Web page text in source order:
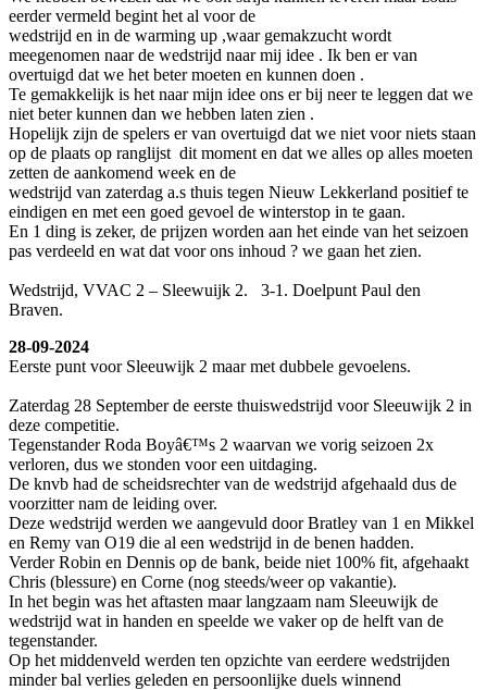
eerder vermeld begint het al voor de
wedstrijd en in de warming up ,waar gemakzucht wordt
meegenomen naar de wedstrijd naar mij idee . Ik ben er van
overtuigd dat we het beter moeten en kunnen doen .
Te gemakkelijk is het naar mijn idee ons er bij neer te leggen dat we
niet beter kunnen dan we hebben laten zien .
Hopelijk zijn de spelers er van overtuigd dat we niet voor niets staan
op de plaats op ranglijst dit moment en dat we alles op alles moeten
zetten de aankomend week en de
wedstrijd van zaterdag a.s thuis tegen Nieuw Lekkerland positief te
eindigen en met een goed gevoel de winterstop in te gaan.
En 1 ding is zeker, de prijzen worden aan het einde van het seizoen
pas verdeeld en wat dat voor ons inhoud ? we gaan het zien.
Wedstrijd, VVAC 2 – Sleewuijk 2. 3-1. Doelpunt Paul den
Braven.
28-09-2024
Eerste punt voor Sleeuwijk 2 maar met dubbele gevoelens.
Zaterdag 28 September de eerste thuiswedstrijd voor Sleeuwijk 2 in
deze competitie.
Tegenstander Roda Boyâ€™s 2 waarvan we vorig seizoen 2x
verloren, dus we stonden voor een uitdaging.
De knvb had de scheidsrechter van de wedstrijd afgehaald dus de
voorzitter nam de leiding over.
Deze wedstrijd werden we aangevuld door Bratley van 1 en Mikkel
en Remy van O19 die al een wedstrijd in de benen hadden.
Verder Robin en Dennis op de bank, beide niet 100% fit, afgehaakt
Chris (blessure) en Corne (nog steeds/weer op vakantie).
In het begin was het aftasten maar langzaam nam Sleeuwijk de
wedstrijd wat in handen en speelde we vaker op de helft van de
tegenstander.
Op het middenveld werden ten opzichte van eerdere wedstrijden
minder bal verlies geleden en persoonlijke duels winnend